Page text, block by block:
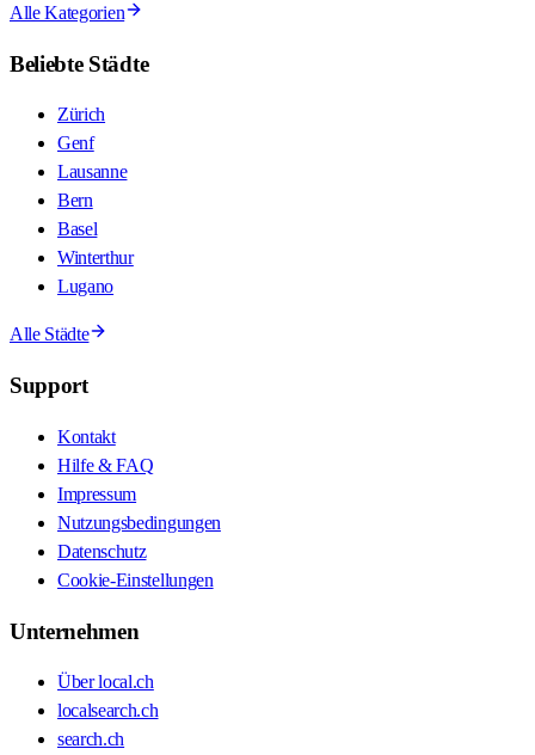
Alle Kategorien
Beliebte Städte
Zürich
Genf
Lausanne
Bern
Basel
Winterthur
Lugano
Alle Städte
Support
Kontakt
Hilfe & FAQ
Impressum
Nutzungsbedingungen
Datenschutz
Cookie-Einstellungen
Unternehmen
Über local.ch
localsearch.ch
search.ch